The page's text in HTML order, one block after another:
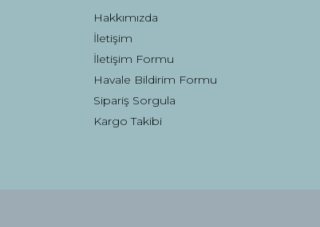
Hakkımızda
İletişim
İletişim Formu
Havale Bildirim Formu
Sipariş Sorgula
Kargo Takibi